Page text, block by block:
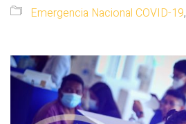
Emergencia Nacional COVID-19,